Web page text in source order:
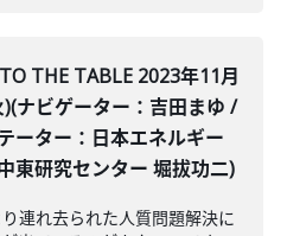
THE TABLE 2023年11月
)(ナビゲーター：吉田まゆ /
ーター：日本エネルギー
東研究センター 堀拔功二)
連れ去られた人質問題解決に